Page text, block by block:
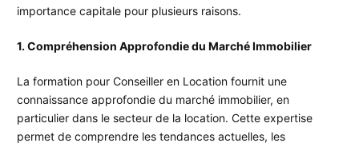
importance capitale pour plusieurs raisons.
1. Compréhension Approfondie du Marché Immobilier
La formation pour Conseiller en Location fournit une
connaissance approfondie du marché immobilier, en
particulier dans le secteur de la location. Cette expertise
permet de comprendre les tendances actuelles, les